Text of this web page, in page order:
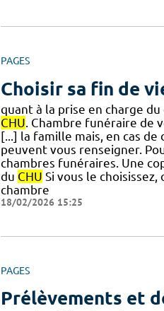
PAGES
Choisir sa fin de
quant à la prise en charge
CHU. Chambre funéraire de
[...] la famille mais, en cas
peuvent vous renseigner.
chambres funéraires. Une
du CHU Si vous le
chambre
18/02/2026 15:25
PAGES
Prélèvements et